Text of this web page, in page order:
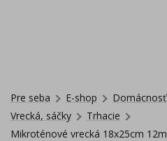
Pre seba E-shop Domácnosť
Vrecká, sáčky
Trhacie
Mikroténové vrecká 18x25cm